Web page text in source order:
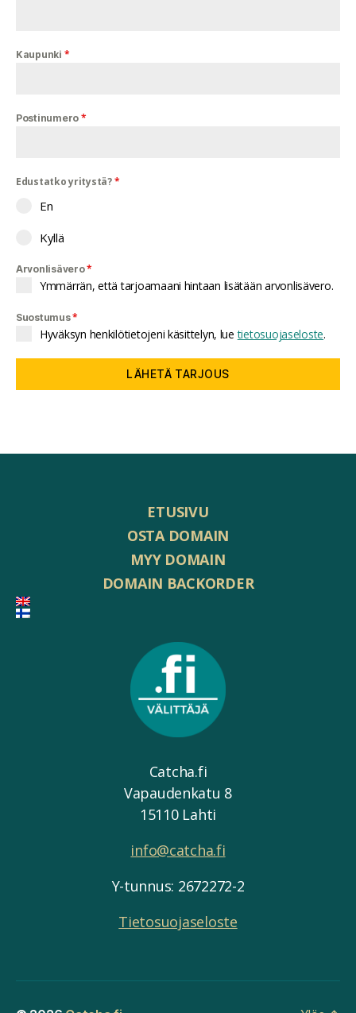
Kaupunki *
Postinumero *
Edustatko yritystä?*
En
Kyllä
Arvonlisävero*
Ymmärrän, että tarjoamaani hintaan lisätään arvonlisävero.
Suostumus*
Hyväksyn henkilötietojeni käsittelyn, luetietosuojaseloste.
LÄHETÄ TARJOUS
ETUSIVU
OSTA DOMAIN
MYY DOMAIN
DOMAIN BACKORDER
Catcha.fi
Vapaudenkatu 8
15110 Lahti
info@catcha.fi
Y-tunnus: 2672272-2
Tietosuojaseloste